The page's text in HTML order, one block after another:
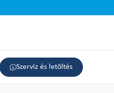
Szerviz és letöltés